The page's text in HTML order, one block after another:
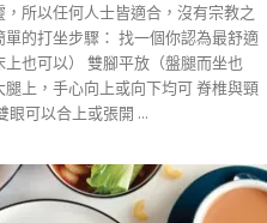
所以任何人士皆適合，沒有宗教之
單的打坐步驟： 找一個你認為最舒適
上也可以） 雙腳平放（盤腿而坐也
上，手心向上或向下均可 脊椎與頸
眼可以合上或張開 ...